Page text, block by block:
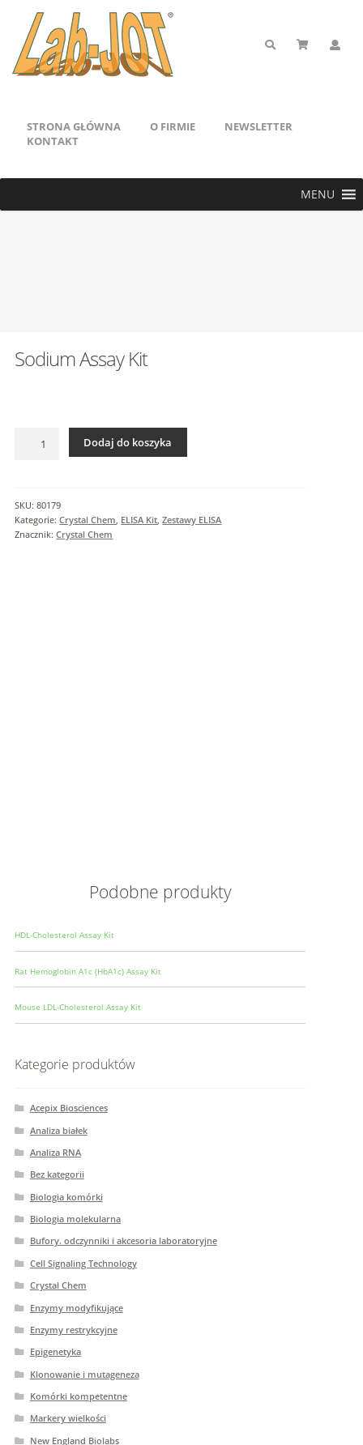
STRONA GŁÓWNA O FIRMIE
NEWSLETTER
KONTAKT
MENU
Sodium Assay Kit
Sodium
Dodaj do koszyka
SKU:80179
Kategorie:Crystal Chem ELISA Kit ,Zestawy ELISA
Znacznik:Crystal Chem
Podobne produkty
HDL-Cholesterol Assay Kit
Rat Hemoglobin A1c (HbA1c) Assay Kit
Mouse LDL-Cholesterol Assay Kit
Kategorie produktów
Acepix Biosciences
Analiza białek
Analiza RNA
Bez kategorii
Biologia komórki
Biologia molekularna
Bufory. odczynniki i akcesoria laboratoryjne
Cell Signaling Technology
Crystal Chem
Enzymy modyfikujące
Enzymy restrykcyjne
Epigenetyka
Klonowanie i mutageneza
Komórki kompetentne
Markery wielkości
New England Biolabs